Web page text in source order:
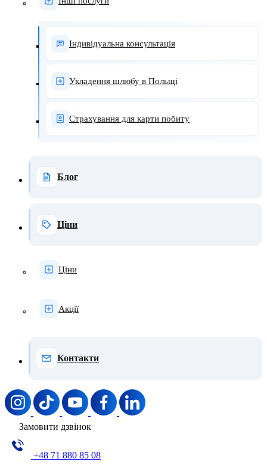
Індивідуальна консультація
Укладення шлюбу в Польщі
Страхування для карти побиту
Блог
Ціни
Ціни
Акції
Контакти
Замовити дзвінок
+48 71 880 85 08